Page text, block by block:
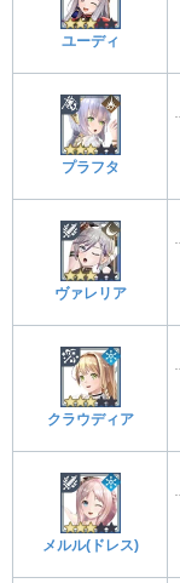
ユーディ
プラフタ
ヴァレリア
クラウディア
メルル(ドレス)